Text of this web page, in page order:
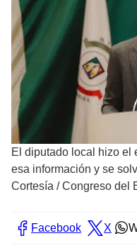
El diputado local hizo el
esa información y se
Cortesía / Congreso del
Facebook X